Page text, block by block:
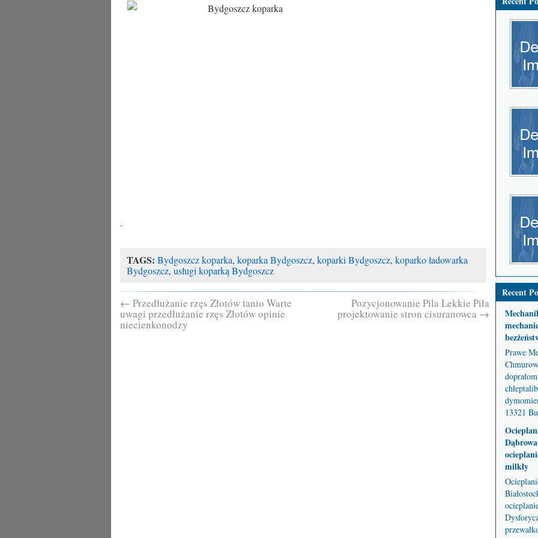
.
TAGS: Bydgoszcz koparka, koparka Bydgoszcz, koparki Bydgoszcz, koparko ładowarka
Bydgoszcz, usługi koparką Bydgoszcz
← Przedłużanie rzęs Złotów tanio Warte
uwagi przedłużanie rzęs Złotów opinie
niecienkonodzy
Pozycjonowanie Pila Lekkie Piła
projektowanie stron cisuranowca →
Recent
Prawe
13321
milkły